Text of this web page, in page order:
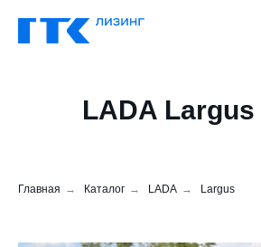
LADA Largus
Главная → Каталог → LADA → Largus